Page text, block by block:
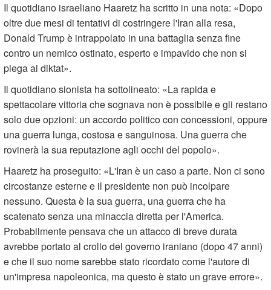
Il quotidiano israeliano Haaretz ha scritto in una nota: «Dopo
oltre due mesi di tentativi di costringere l'Iran alla resa,
Donald Trump è intrappolato in una battaglia senza fine
contro un nemico ostinato, esperto e impavido che non si
piega ai diktat».
Il quotidiano sionista ha sottolineato: «La rapida e
spettacolare vittoria che sognava non è possibile e gli restano
solo due opzioni: un accordo politico con concessioni, oppure
una guerra lunga, costosa e sanguinosa. Una guerra che
rovinerà la sua reputazione agli occhi del popolo».
Haaretz ha proseguito: «L'Iran è un caso a parte. Non ci sono
circostanze esterne e il presidente non può incolpare
nessuno. Questa è la sua guerra, una guerra che ha
scatenato senza una minaccia diretta per l'America.
Probabilmente pensava che un attacco di breve durata
avrebbe portato al crollo del governo iraniano (dopo 47 anni)
e che il suo nome sarebbe stato ricordato come l'autore di
un'impresa napoleonica, ma questo è stato un grave errore».